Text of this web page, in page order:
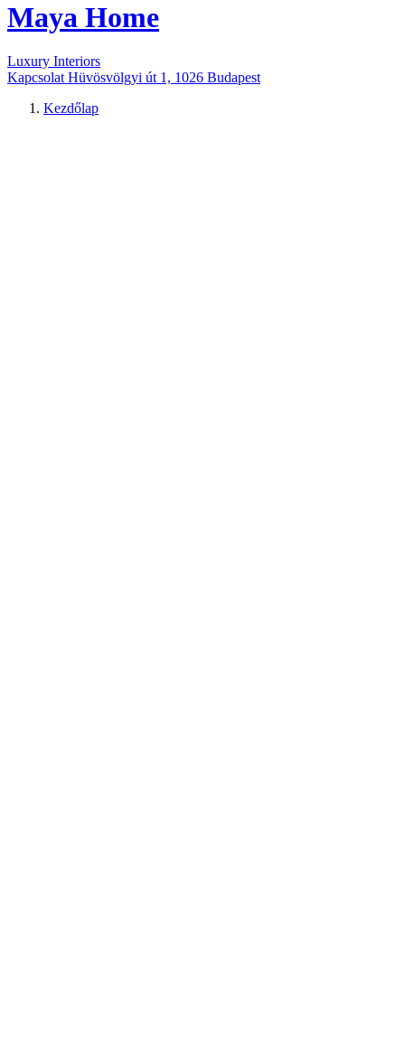
Maya Home
Luxury Interiors
Kapcsolat Hüvösvölgyi út 1, 1026 Budapest
Kezdőlap